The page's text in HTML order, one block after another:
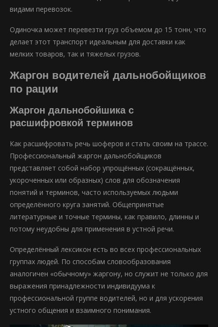
видами перевозок.
Одиночка может перевезти груз объемом до 15 тонн, что
делает этот транспорт идеальным для доставки как
мелких товаров, так и тяжелых грузов.
Жаргон водителей дальнобойщиков
по рации
Жаргон дальнобойшика с
расшифровкой терминов
Как расшифровать речь шоферов и стать своим на трассе.
Профессиональный жаргон дальнобойщиков
представляет собой набор упрощённых (сокращённых,
укороченных или образных) слов для обозначения
понятий и терминов, часто используемых людьми
определённого круга занятий. Общепринятые
литературные и точные термины, как правило, длинны и
потому неудобны для применения в устной речи.
Определённый лексикон есть во всех профессиональных
группах людей. По способам словообразования
аналогичен «обычному» жаргону, но служит не только для
выражения принадлежности индивидуума к
профессиональной группе водителей, но и для ускорения
устного общения и взаимного понимания.